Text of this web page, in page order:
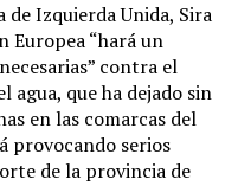
Izquierda Unida, Sira
Europea “hará un
contra el
agua, que ha dejado sin
en las comarcas del
provocando serios
de la provincia de